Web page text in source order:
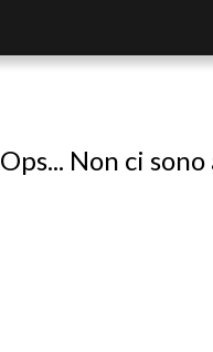
Ops... Non ci